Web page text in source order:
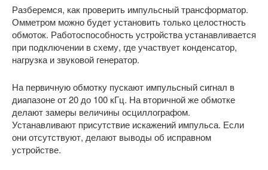
Разберемся, как проверить импульсный трансформатор.
Омметром можно будет установить только целостность
обмоток. Работоспособность устройства устанавливается
при подключении в схему, где участвует конденсатор,
нагрузка и звуковой генератор.
На первичную обмотку пускают импульсный сигнал в
диапазоне от 20 до 100 кГц. На вторичной же обмотке
делают замеры величины осциллографом.
Устанавливают присутствие искажений импульса. Если
они отсутствуют, делают выводы об исправном
устройстве.